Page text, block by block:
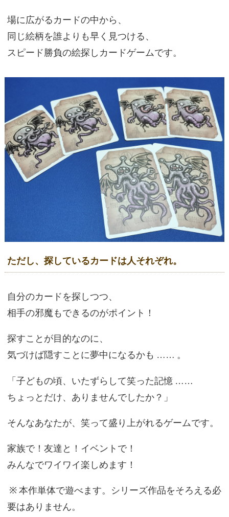
場に広がるカードの中から、
同じ絵柄を誰よりも早く見つける、
スピード勝負の絵探しカードゲームです。
ただし、探しているカードは人それぞれ。
自分のカードを探しつつ、
相手の邪魔もできるのがポイント！
探すことが目的なのに、
気づけば隠すことに夢中になるかも …… 。
「子どもの頃、いたずらして笑った記憶 ……
ちょっとだけ、ありませんでしたか？」
そんなあなたが、笑って盛り上がれるゲームです。
家族で！友達と！イベントで！
みんなでワイワイ楽しめます！
※ 本作単体で遊べます。シリーズ作品をそろえる必
要はありません。